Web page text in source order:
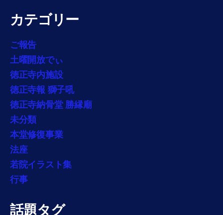
カテゴリー
ご報告
土曜開放でぃ
徳正寺内施設
徳正寺報 獅子吼
徳正寺納骨堂 勝縁廟
未分類
本堂修復事業
法座
若院イラスト集
行事
話題タグ